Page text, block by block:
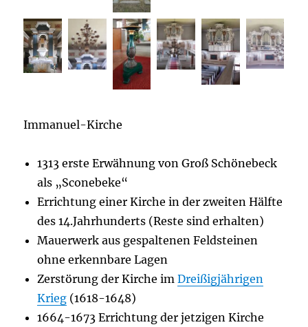
Immanuel-Kirche
1313 erste Erwähnung von Groß Schönebeck
als „Sconebeke“
Errichtung einer Kirche in der zweiten Hälfte
des 14.Jahrhunderts (Reste sind erhalten)
Mauerwerk aus gespaltenen Feldsteinen
ohne erkennbare Lagen
Zerstörung der Kirche imDreißigjährigen
Krieg (1618-1648)
1664-1673 Errichtung der jetzigen Kirche